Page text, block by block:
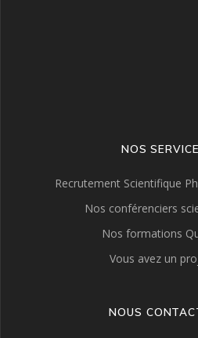
NOS
Recrutement Scientifique
Nos conférenciers
Nos formations
Vous avez un
NOUS